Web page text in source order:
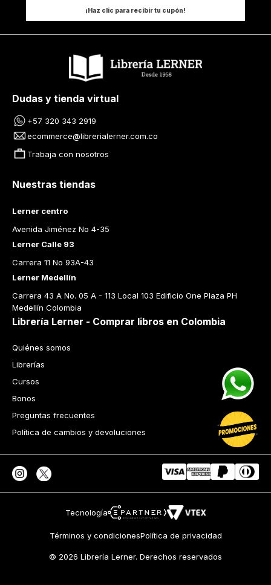
¡Haz clic para recibir tu cupón!
Dudas y tienda virtual
+57 320 343 2919
ecommerce@librerialerner.com.co
Trabaja con nosotros
Nuestras tiendas
Lerner centro
Avenida Jiménez No 4-35
Lerner Calle 93
Carrera 11 No 93A-43
Lerner Medellín
Carrera 43 A No. 05 A - 113 Local 103 Edificio One Plaza PH
Medellín Colombia
Librería Lerner - Comprar libros en Colombia
Quiénes somos
Librerías
Cursos
Bonos
Preguntas frecuentes
Política de cambios y devoluciones
Tecnología
Términos y condicionesPolítica de privacidad
© 2026 Librería Lerner. Derechos reservados